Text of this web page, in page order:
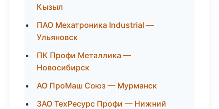
Кызыл
ПАО Мехатроника Industrial —
Ульяновск
ПК Профи Металлика —
Новосибирск
АО ПроМаш Союз — Мурманск
ЗАО ТехРесурс Профи — Нижний